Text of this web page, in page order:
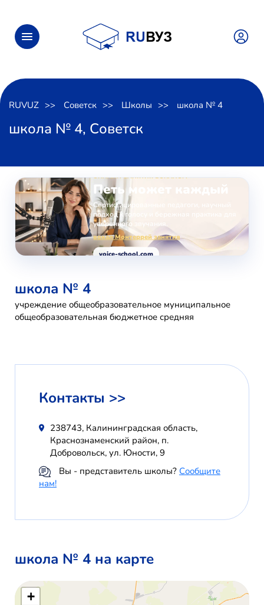
RUVUZ Советск Школы школа № 4
школа № 4, Советск
ОНЛАЙН-ЗАНЯТИЯ ВОКАЛОМ
Петь может каждый
Сертифицированные педагоги, научный
подход к голосу и бережная практика для
уверенного звучания.
вокал Монтеррей занятия
voice-school.com
школа № 4
учреждение общеобразовательное муниципальное
общеобразовательная бюджетное средняя
Контакты >>
238743, Калининградская область,
Краснознаменский район, п.
Добровольск, ул. Юности, 9
Вы - представитель школы? Сообщите
нам!
школа № 4 на карте
+